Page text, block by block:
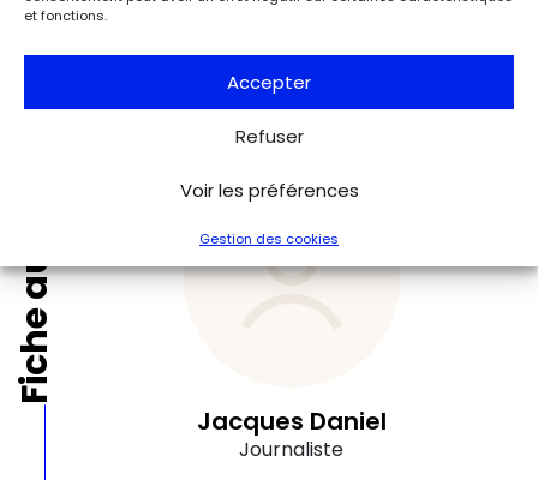
et fonctions.
Accepter
Refuser
Voir les préférences
Gestion des cookies
Fiche auteur
Jacques Daniel
Journaliste